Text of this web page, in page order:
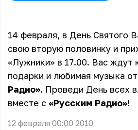
14 февраля, в День Святого
свою вторую половинку и
«Лужники» в 17.00. Вас ждут
подарки и любимая музыка от
Радио». Проведи День всех
вместе с «Русским Радио»!
12 февраля 00:00 2010